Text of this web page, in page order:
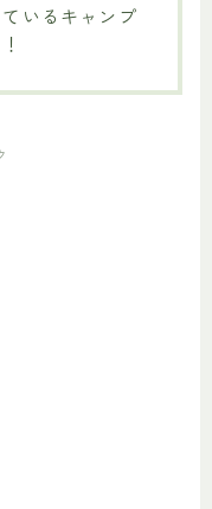
いるキャンプ